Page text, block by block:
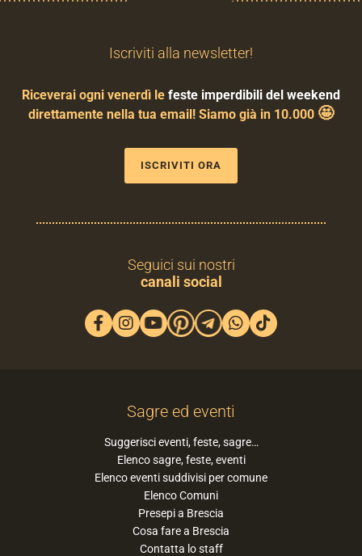
Iscriviti alla newsletter!
Riceverai ogni venerdì le feste imperdibili del weekend
direttamente nella tua email! Siamo già in 10.000 🤩
ISCRIVITI ORA
Seguici sui nostri
canali social
Sagre ed eventi
Suggerisci eventi, feste, sagre…
Elenco sagre, feste, eventi
Elenco eventi suddivisi per comune
Elenco Comuni
Presepi a Brescia
Cosa fare a Brescia
Contatta lo staff